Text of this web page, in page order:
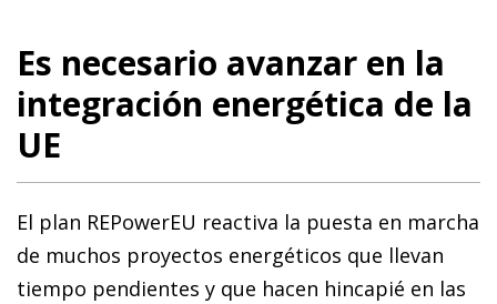
Es necesario avanzar en la
integración energética de la
UE
El plan REPowerEU reactiva la puesta en marcha
de muchos proyectos energéticos que llevan
tiempo pendientes y que hacen hincapié en las